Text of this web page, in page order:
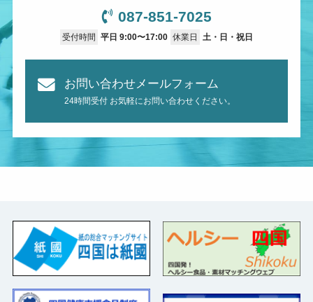
087-851-7025
受付時間 平日 9:00〜17:00 休業日 土・日・祝日
お問い合わせメールフォーム
24時間受付 お気軽にお問い合わせください。